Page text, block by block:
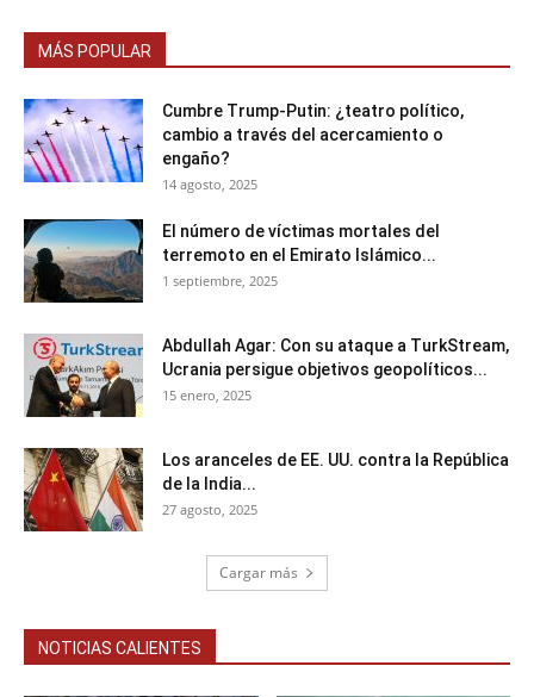
MÁS POPULAR
Cumbre Trump-Putin: ¿teatro político,
cambio a través del acercamiento o
engaño?
14 agosto, 2025
El número de víctimas mortales del
terremoto en el Emirato Islámico...
1 septiembre, 2025
Abdullah Agar: Con su ataque a TurkStream,
Ucrania persigue objetivos geopolíticos...
15 enero, 2025
Los aranceles de EE. UU. contra la República
de la India...
27 agosto, 2025
Cargar más
NOTICIAS CALIENTES